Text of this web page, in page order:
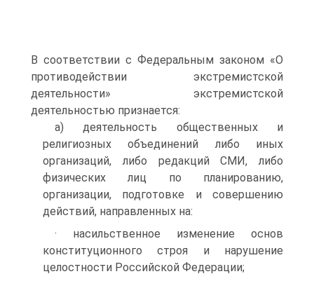
В соответствии с Федеральным законом «О
противодействии экстремистской
деятельности» экстремистской
деятельностью признается:
а) деятельность общественных и
религиозных объединений либо иных
организаций, либо редакций СМИ, либо
физических лиц по планированию,
организации, подготовке и совершению
действий, направленных на:
· насильственное изменение основ
конституционного строя и нарушение
целостности Российской Федерации;